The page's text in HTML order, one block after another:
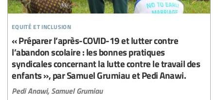
equité et inclusion
« Préparer l’après-COVID-19 et lutter contre
l’abandon scolaire : les bonnes pratiques
syndicales concernant la lutte contre le travail des
enfants », par Samuel Grumiau et Pedi Anawi.
Pedi Anawi, Samuel Grumiau